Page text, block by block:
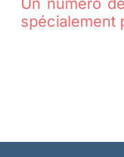
Un numéro
spécialement